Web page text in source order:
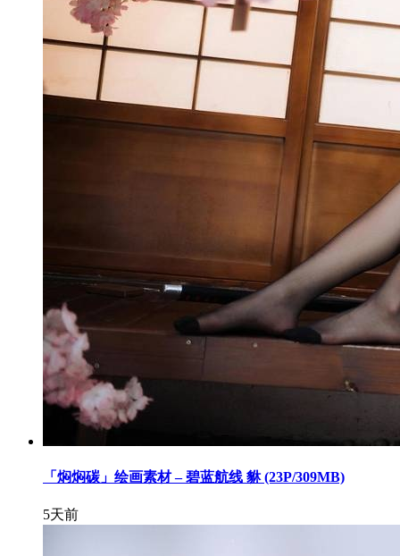
「焖焖碳」绘画素材 – 碧蓝航线 貅 (23P/309MB)
5天前